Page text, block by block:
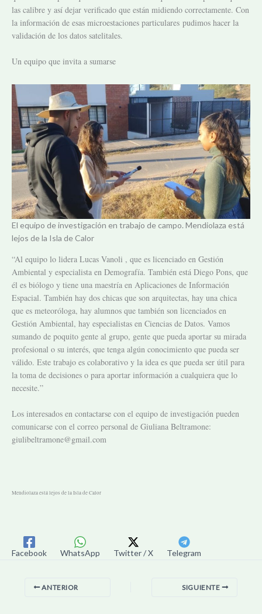
las calibre y así dejar verificado que están midiendo correctamente. Con
la información de esas microestaciones particulares pudimos hacer la
validación de los datos satelitales.
Un equipo que invita a sumarse
El equipo de investigación en trabajo de campo. Mendiolaza está
lejos de la Isla de Calor
“Al equipo lo lidera Lucas Vanoli , que es licenciado en Gestión
Ambiental y especialista en Demografía. También está Diego Pons, que
él es biólogo y tiene una maestría en Aplicaciones de Información
Espacial. También hay dos chicas que son arquitectas, hay una chica
que es meteoróloga, hay alumnos que también son licenciados en
Gestión Ambiental, hay especialistas en Ciencias de Datos. Vamos
sumando de poquito gente al grupo, gente que pueda aportar su mirada
profesional o su interés, que tenga algún conocimiento que pueda ser
válido. Este trabajo es colaborativo y la idea es que pueda ser útil para
la toma de decisiones o para aportar información a cualquiera que lo
necesite.”
Los interesados en contactarse con el equipo de investigación pueden
comunicarse con el correo personal de Giuliana Beltramone:
giulibeltramone@gmail.com
Mendiolaza está lejos de la Isla de Calor
Facebook WhatsApp Twitter / X Telegram
ANTERIOR SIGUIENTE